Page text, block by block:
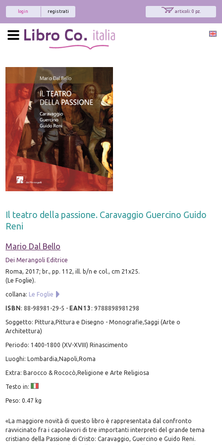
articoli: 0 pz.
registrati
login
Il teatro della passione. Caravaggio Guercino Guido
Reni
Mario Dal Bello
Dei Merangoli Editrice
Roma, 2017; br., pp. 112, ill. b/n e col., cm 21x25.
(Le Foglie).
collana: Le Foglie
ISBN:88-98981-29-5 - EAN13 :9788898981298
Soggetto: Pittura,Pittura e Disegno - Monografie,Saggi (Arte o
Architettura)
Periodo: 1400-1800 (XV-XVIII) Rinascimento
Luoghi: Lombardia,Napoli,Roma
Extra: Barocco & Rococò,Religione e Arte Religiosa
Testo in:
Peso: 0.47 kg
«La maggiore novità di questo libro è rappresentata dal confronto
ravvicinato fra i capolavori di tre importanti interpreti del grande tema
cristiano della Passione di Cristo: Caravaggio, Guercino e Guido Reni.